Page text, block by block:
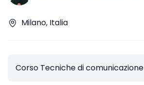
Milano, Italia
Corso Tecniche di comunicazione